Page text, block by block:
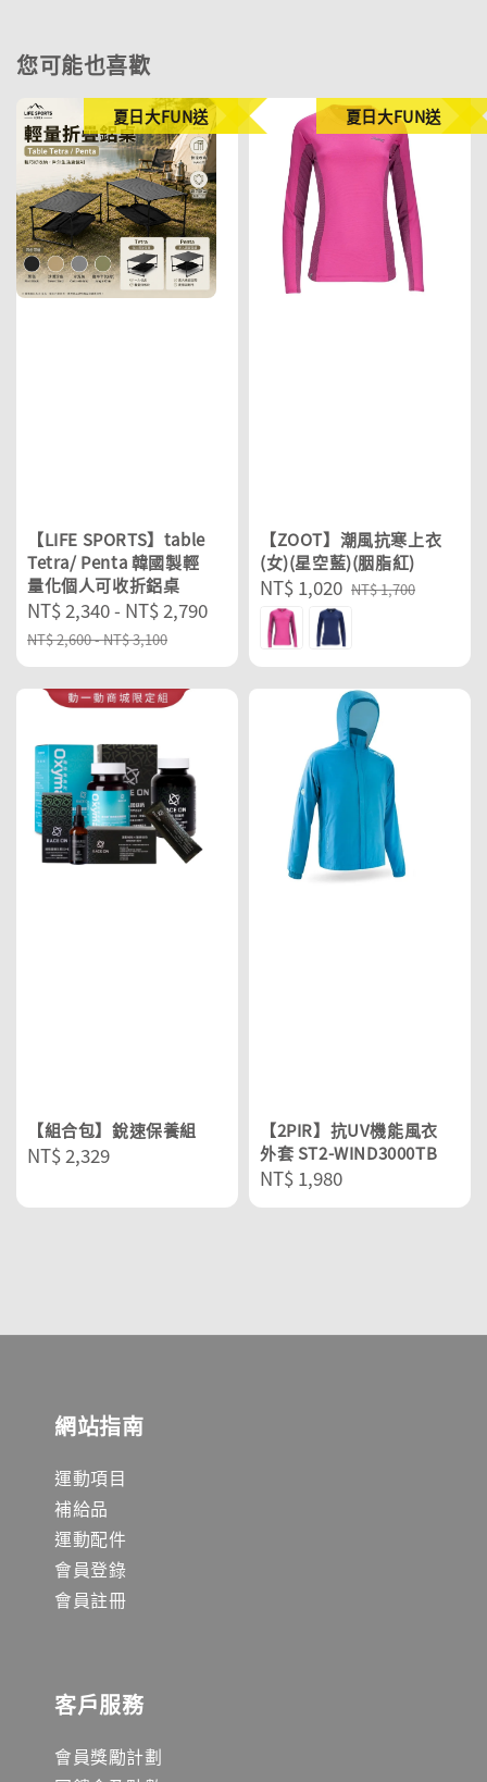
您可能也喜歡
夏日大FUN送
【LIFE SPORTS】table
Tetra/ Penta 韓國製輕
量化個人可收折鋁桌
Sale
price
NT$ 2,340- NT$ 2,790
Regular
NT$ 2,600-NT$ 3,100
夏日大FUN送
【ZOOT】潮風抗寒上衣
(女)(星空藍)(胭脂紅)
Sale
price
NT$ 1,020 Regular
NT$ 1,700
【組合包】銳速保養組
Regular
NT$ 2,329
【2PIR】抗UV機能風衣
外套 ST2-WIND3000TB
Regular
price
NT$ 1,980
網站指南
運動項目
補給品
運動配件
會員登錄
會員註冊
客戶服務
會員獎勵計劃